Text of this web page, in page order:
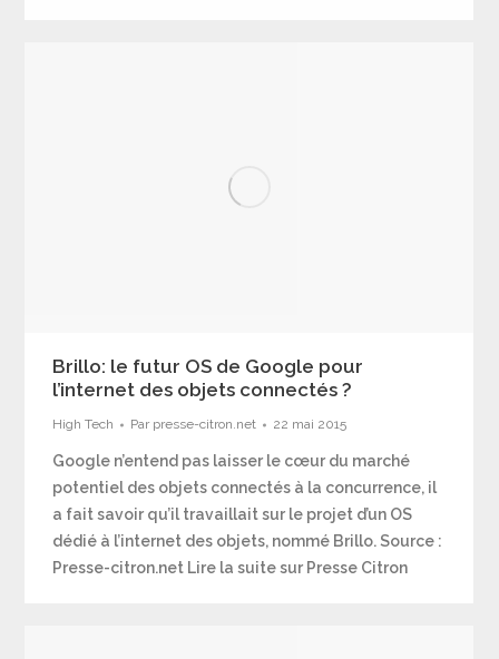
Brillo: le futur OS de Google pour
l’internet des objets connectés ?
High Tech Par presse-citron.net 22 mai 2015
Google n’entend pas laisser le cœur du marché
potentiel des objets connectés à la concurrence, il
a fait savoir qu’il travaillait sur le projet d’un OS
dédié à l’internet des objets, nommé Brillo. Source :
Presse-citron.net Lire la suite sur Presse Citron